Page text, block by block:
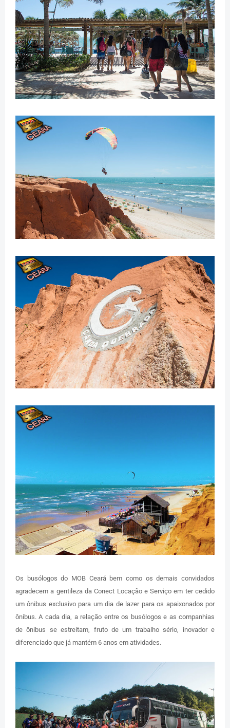
Os busólogos do MOB Ceará bem como os demais convidados
agradecem a gentileza da Conect Locação e Serviço em ter cedido
um ônibus exclusivo para um dia de lazer para os apaixonados por
ônibus. A cada dia, a relação entre os busólogos e as companhias
de ônibus se estreitam, fruto de um trabalho sério, inovador e
diferenciado que já mantém 6 anos em atividades.